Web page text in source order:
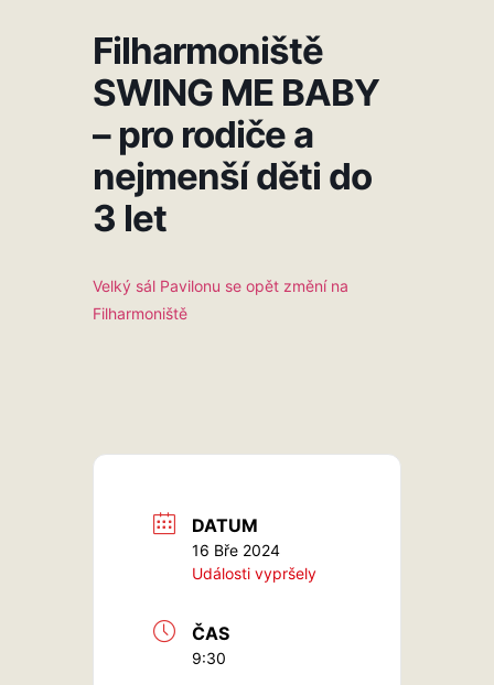
Filharmoniště
SWING ME BABY
– pro rodiče a
nejmenší děti do
3 let
Velký sál Pavilonu se opět změní na
Filharmoniště
DATUM
16 Bře 2024
Události vypršely
ČAS
9:30